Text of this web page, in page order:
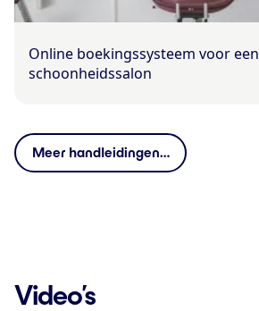
Online boekingssysteem voor een
schoonheidssalon
Meer handleidingen…
Video’s